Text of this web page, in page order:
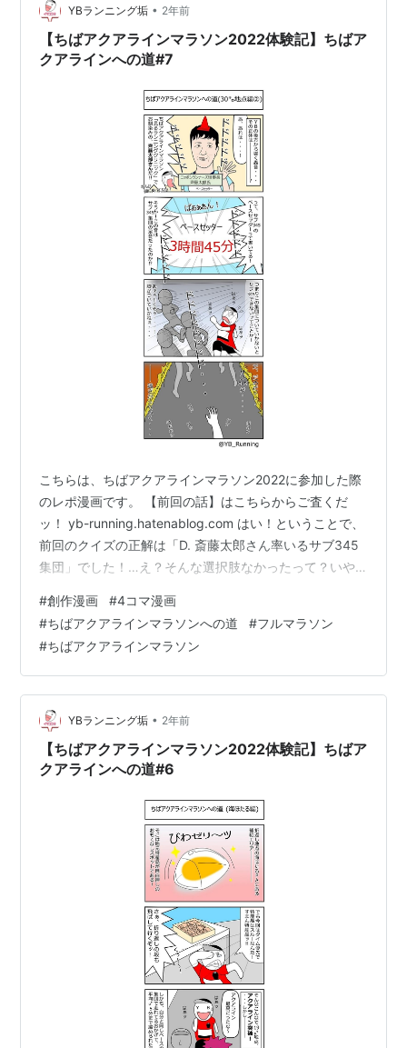
インマラソン2…
YBランニング垢 • 2年前
【ちばアクアラインマラソン2022体験記】ちばア
クアラインへの道#7
こちらは、ちばアクアラインマラソン2022に参加した際
のレポ漫画です。 【前回の話】はこちらからご査くだ
ッ！ yb-running.hatenablog.com はい！ということで、
前回のクイズの正解は「D. 斎藤太郎さん率いるサブ345
集団」でした！…え？そんな選択肢なかったって？いや
ッ！答えは自分で切り開いていかないとッ！！（←
は？） はい、とんだ茶番に付き合っていただきありがと
うございました。。。（笑） マンガの方はいよいよクラ
イマックス、次回ゴール編です！ 漫画で走っている地点
は以下の通り（コースマップはちばアクアラインマラソ
ン2022…
#創作漫画 #4コマ漫画
#ちばアクアラインマラソンへの道 #フルマラソン
#ちばアクアラインマラソン
YBランニング垢 • 2年前
【ちばアクアラインマラソン2022体験記】ちばア
クアラインへの道#6